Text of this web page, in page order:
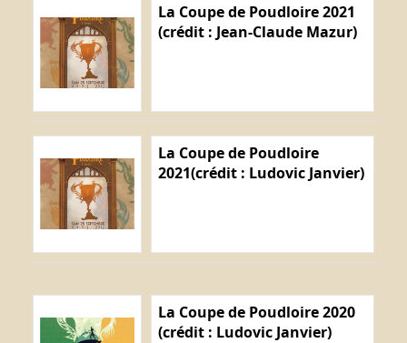
La Coupe de Poudloire 2021
(crédit : Jean-Claude Mazur)
La Coupe de Poudloire
2021(crédit : Ludovic Janvier)
La Coupe de Poudloire 2020
(crédit : Ludovic Janvier)